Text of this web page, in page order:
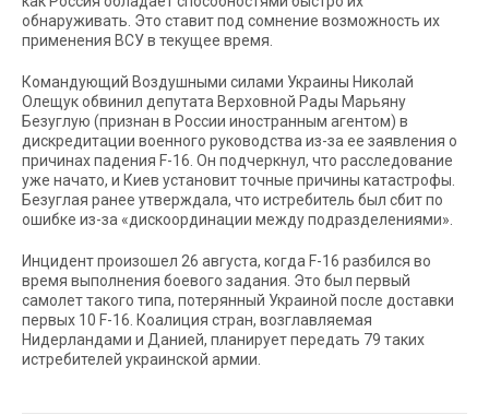
обнаруживать. Это ставит под сомнение возможность их
применения ВСУ в текущее время.
Командующий Воздушными силами Украины Николай
Олещук обвинил депутата Верховной Рады Марьяну
Безуглую (признан в России иностранным агентом) в
дискредитации военного руководства из-за ее заявления о
причинах падения F-16. Он подчеркнул, что расследование
уже начато, и Киев установит точные причины катастрофы.
Безуглая ранее утверждала, что истребитель был сбит по
ошибке из-за «дискоординации между подразделениями».
Инцидент произошел 26 августа, когда F-16 разбился во
время выполнения боевого задания. Это был первый
самолет такого типа, потерянный Украиной после доставки
первых 10 F-16. Коалиция стран, возглавляемая
Нидерландами и Данией, планирует передать 79 таких
истребителей украинской армии.